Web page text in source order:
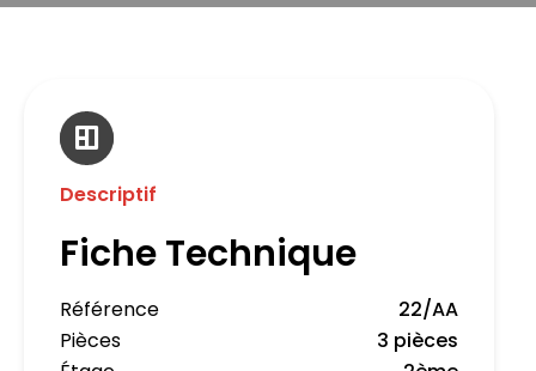
Descriptif
Fiche Technique
Référence
22/AA
Pièces
3 pièces